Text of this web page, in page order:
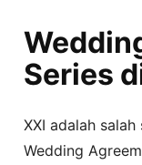
Series
XXI adalah
Wedding